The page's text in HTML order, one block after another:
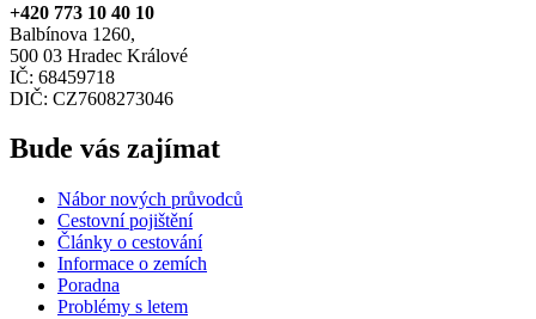
+420 773 10 40 10
Balbínova 1260,
500 03 Hradec Králové
IČ: 68459718
DIČ: CZ7608273046
Bude vás zajímat
Nábor nových průvodců
Cestovní pojištění
Články o cestování
Informace o zemích
Poradna
Problémy s letem